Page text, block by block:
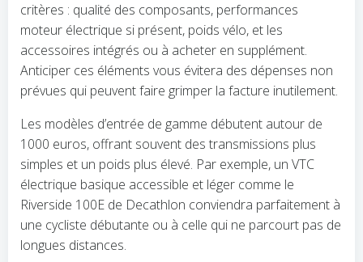
critères : qualité des composants, performances
moteur électrique si présent, poids vélo, et les
accessoires intégrés ou à acheter en supplément.
Anticiper ces éléments vous évitera des dépenses non
prévues qui peuvent faire grimper la facture inutilement.
Les modèles d’entrée de gamme débutent autour de
1000 euros, offrant souvent des transmissions plus
simples et un poids plus élevé. Par exemple, un VTC
électrique basique accessible et léger comme le
Riverside 100E de Decathlon conviendra parfaitement à
une cycliste débutante ou à celle qui ne parcourt pas de
longues distances.